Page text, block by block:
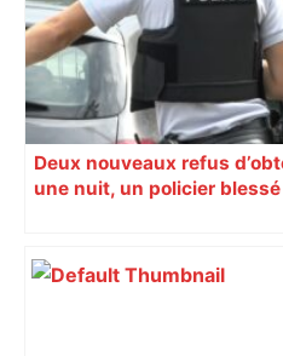
Deux nouveaux refus
une nuit, un policier blessé